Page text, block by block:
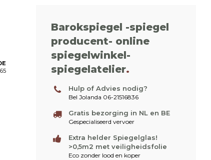
Barokspiegel -spiegel
producent- online
spiegelwinkel-
spiegelatelier.
Hulp of Advies nodig?
Bel Jolanda 06-21516836
Gratis bezorging in NL en BE
Gespecialiseerd vervoer
Extra helder Spiegelglas!
>0,5m2 met veiligheidsfolie
Eco zonder lood en koper